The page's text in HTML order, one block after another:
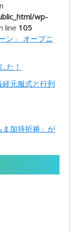
wp-
line 105
ン」 オープニ
た！
元服式と行列
ま加持祈祷」が